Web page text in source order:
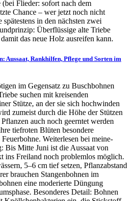
Flieder: sofort nach dem
Chance – wer jetzt noch nicht
spätestens in den nächsten zwei
Überflüssige alte Triebe
das neue Holz ausreifen kann.
Aussaat, Rankhilfen, Pflege und Sorten im
im Gegensatz zu Buschbohnen
suchen mit kreisenden
Stütze, an der sie sich hochwinden
zumeist durch die Höhe der Stützen
auch noch geerntet werden
tiefroten Blüten besondere
Weiterlesen bei meine-
Bis Mitte Juni ist die Aussaat von
ins Freiland noch problemlos möglich.
5–6 cm tief setzen, Pflanzabstand
brauchen Stangenbohnen im
eine moderierte Düngung
Besonderes Detail: Bohnen